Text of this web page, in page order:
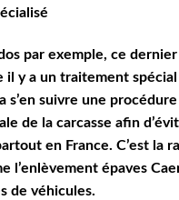
par exemple, ce
y a un traitement
suivre une
de la carcasse afin
en France. C’est la
l’enlèvement épaves
de véhicules.